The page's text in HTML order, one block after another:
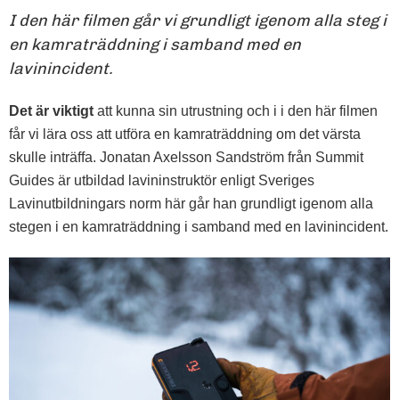
I den här filmen går vi grundligt igenom alla steg i
en kamraträddning i samband med en
lavinincident.
Det är viktigt att kunna sin utrustning och i i den här filmen
får vi lära oss att utföra en kamraträddning om det värsta
skulle inträffa. Jonatan Axelsson Sandström från Summit
Guides är utbildad lavininstruktör enligt Sveriges
Lavinutbildningars norm här går han grundligt igenom alla
stegen i en kamraträddning i samband med en lavinincident.